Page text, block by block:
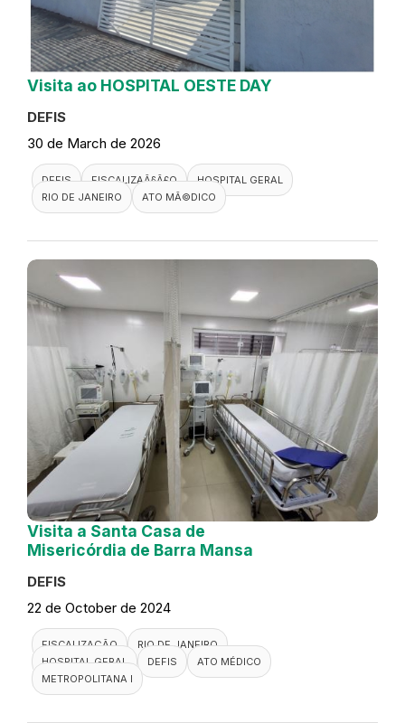
Visita ao HOSPITAL OESTE DAY
DEFIS
30 de March de 2026
DEFIS FISCALIZAÃ§Ã£O
HOSPITAL GERAL
RIO DE JANEIRO
ATO MÃ©DICO
Visita a Santa Casa de
Misericórdia de Barra Mansa
DEFIS
22 de October de 2024
FISCALIZAÇÃO
RIO DE JANEIRO
HOSPITAL GERAL
DEFIS
ATO MÉDICO
METROPOLITANA I